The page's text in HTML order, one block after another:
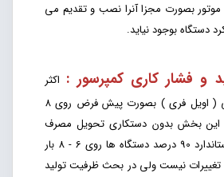
بصورت مجزا آنرا نصب و تقدیم می
دستگاه بوجود نیاید.
اکثر
کمپرسور های پزشکی ( اویل فری ) بصورت پیش فرض روی 8
این بخش بدون دستکاری تحویل مصرف
کننده می گردد لذا استاندارد 90 درصد دستگاه ها روی 6 - 8 بار
تغییرات نیست ولی در بحث ظرفیت تولید